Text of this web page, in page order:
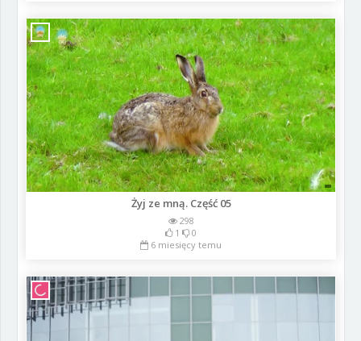
Żyj ze mną. Część 05
298
1
0
6 miesięcy temu